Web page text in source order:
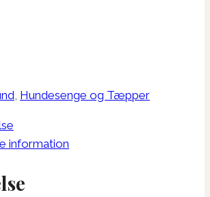
, Hundesenge og Tæpper
information